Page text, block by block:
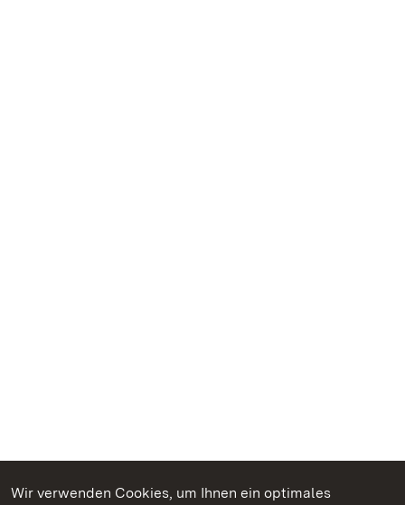
Wir verwenden Cookies, um Ihnen ein optimales